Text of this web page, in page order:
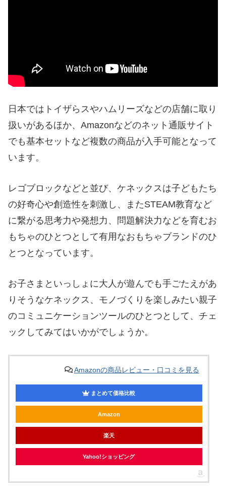
日本ではトイザらスやハムリーズなどの店舗に取り
扱いがあるほか、Amazonなどのネット通販サイト
でも基本セットなど複数の商品が入手可能となって
います。
レゴブロックなどと並び、ケネックスは子どもたち
の好奇心や創造性を刺激し、またSTEAM教育など
に繋がる思考力や発想力、問題解決力などを育むお
もちゃのひとつとして有用なおもちゃブランドのひ
とつとなっています。
お子さまといっしょに大人が遊んでも手ごたえがあ
りそうなケネックス、モノづくりを楽しみたい親子
のコミュニケーションツールのひとつとして、チェ
ックしてみてはいかがでしょうか。
Amazonの商品レビュー・口コミを見る
まとめて価格比較
Amazon
楽天
Yahoo!ショッピング